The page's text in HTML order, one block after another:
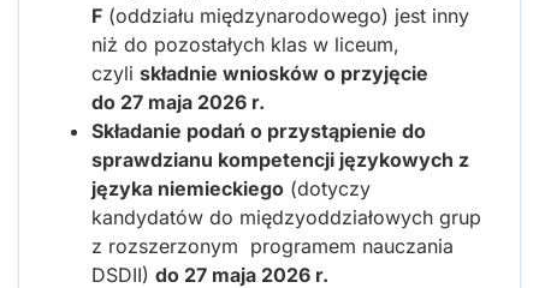
F (oddziału międzynarodowego) jest inny
niż do pozostałych klas w liceum,
czyli składnie wniosków o przyjęcie
do 27 maja 2026 r.
Składanie podań o przystąpienie do
sprawdzianu kompetencji językowych z
języka niemieckiego (dotyczy
kandydatów do międzyoddziałowych grup
z rozszerzonym programem nauczania
DSDII) do 27 maja 2026 r.